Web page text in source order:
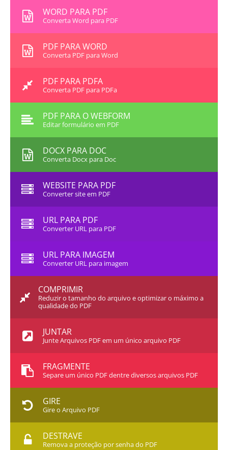
WORD PARA PDF
Converta Word para PDF
PDF PARA WORD
Converta PDF para Word
PDF PARA PDFA
Converta PDF para PDFa
PDF PARA O WEBFORM
Editar formulário em PDF
DOCX PARA DOC
Converta Docx para Doc
WEBSITE PARA PDF
Converter site em PDF
URL PARA PDF
Converter URL para PDF
URL PARA IMAGEM
Converter URL para imagem
COMPRIMIR
Reduzir o tamanho do arquivo e optimizar o máximo a
qualidade do PDF
JUNTAR
Junte Arquivos PDF em um único arquivo PDF
FRAGMENTE
Separe um único PDF dentre diversos arquivos PDF
GIRE
Gire o Arquivo PDF
DESTRAVE
Remova a proteção por senha do PDF